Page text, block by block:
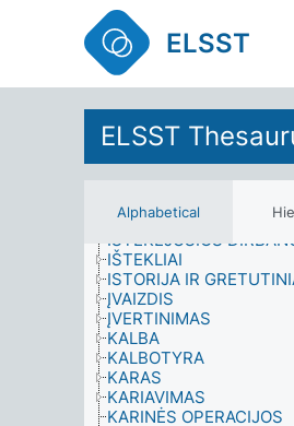
ELSST
ELSST
Alphabetical
INFORMACIJOS
INFORMACIJOS
INFORMACIJOS
INFORMACINĖ
INTERVIU (DUOMENŲ
INŽINIERINIAI
ĮRANGA
IŠLIKUSI CIVILINĖ
IŠTEKĖJUSIOS
IŠTEKLIAI
ISTORIJA IR
ĮVAIZDIS
ĮVERTINIMAS
KALBA
KALBOTYRA
KARAS
KARIAVIMAS
KARINĖS OPERACIJOS